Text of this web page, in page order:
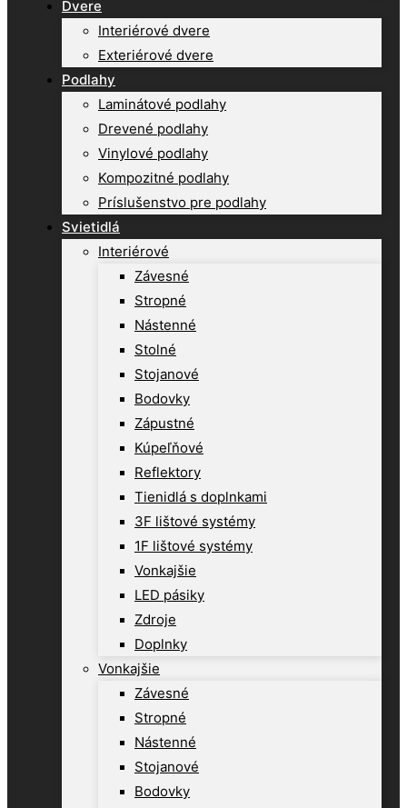
Dvere
Interiérové dvere
Exteriérové dvere
Podlahy
Laminátové podlahy
Drevené podlahy
Vinylové podlahy
Kompozitné podlahy
Príslušenstvo pre podlahy
Svietidlá
Interiérové
Závesné
Stropné
Nástenné
Stolné
Stojanové
Bodovky
Zápustné
Kúpeľňové
Reflektory
Tienidlá s doplnkami
3F lištové systémy
1F lištové systémy
Vonkajšie
LED pásiky
Zdroje
Doplnky
Vonkajšie
Závesné
Stropné
Nástenné
Stojanové
Bodovky